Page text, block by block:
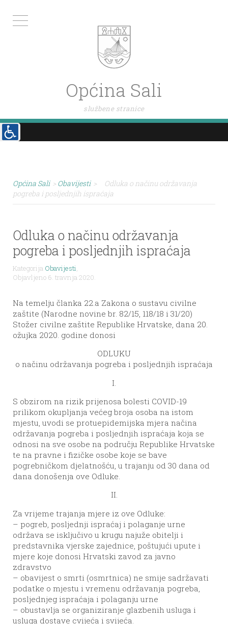
Općina Sali
službene stranice
Općina Sali > Obavijesti >
Odluka o načinu održavanja
pogreba i posljednjih ispraćaja
Odluka o načinu održavanja
pogreba i posljednjih ispraćaja
Kategorija Obavijesti,
Objavljeno 6. travnja 2020.
Na temelju članka 22.a Zakona o sustavu civilne
zaštite (Narodne novine br. 82/15, 118/18 i 31/20)
Stožer civilne zaštite Republike Hrvatske, dana 20.
ožujka 2020. godine donosi
ODLUKU
o načinu održavanja pogreba i posljednjih ispraćaja
I.
S obzirom na rizik prijenosa bolesti COVID-19
prilikom okupljanja većeg broja osoba na istom
mjestu, uvodi se protuepidemijska mjera načina
održavanja pogreba i posljednjih ispraćaja koja se
odnosi na sve osobe na području Republike Hrvatske
te na pravne i fizičke osobe koje se bave
pogrebničkom djelatnošću, u trajanju od 30 dana od
dana donošenja ove Odluke.
II.
Za vrijeme trajanja mjere iz ove Odluke:
– pogreb, posljednji ispraćaj i polaganje urne
održava se isključivo u krugu najuže obitelji i
predstavnika vjerske zajednice, poštujući upute i
mjere koje donosi Hrvatski zavod za javno
zdravstvo
– obavijest o smrti (osmrtnica) ne smije sadržavati
podatke o mjestu i vremenu održavanja pogreba,
posljednjeg ispraćaja i polaganju urne
– obustavlja se organiziranje glazbenih usluga i
usluga dostave cvijeća i svijeća.